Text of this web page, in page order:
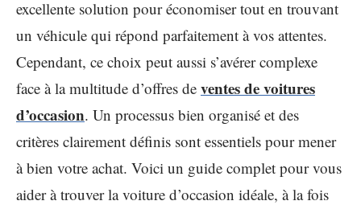
excellente solution pour économiser tout en trouvant
un véhicule qui répond parfaitement à vos attentes.
Cependant, ce choix peut aussi s’avérer complexe
face à la multitude d’offres de ventes de voitures
d’occasion. Un processus bien organisé et des
critères clairement définis sont essentiels pour mener
à bien votre achat. Voici un guide complet pour vous
aider à trouver la voiture d’occasion idéale, à la fois